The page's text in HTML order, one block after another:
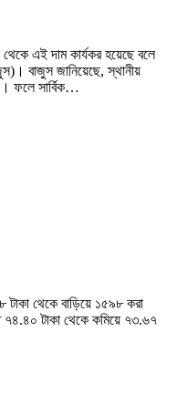
এই দাম কার্যকর হয়েছে বলে
বাজুস জানিয়েছে, স্থানীয়
ফলে সার্বিক…
থেকে বাড়িয়ে ১৫৯৮ করা
৭৪.৪০ টাকা থেকে কমিয়ে ৭৩.৬৭